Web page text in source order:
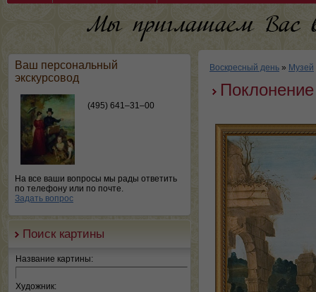
Ваш персональный
экскурсовод
(495) 641–31–00
На все ваши вопросы мы рады ответить
по телефону или по почте.
Задать вопрос
Поиск картины
Название картины:
Художник:
Воскресный день » Музей